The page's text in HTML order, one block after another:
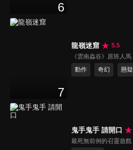
6
7
龍嶺迷窟
5.5
《雲南蟲谷》原班人馬
動作
奇幻 懸疑
鬼手鬼手 請開口
最死無前例的召靈遊戲